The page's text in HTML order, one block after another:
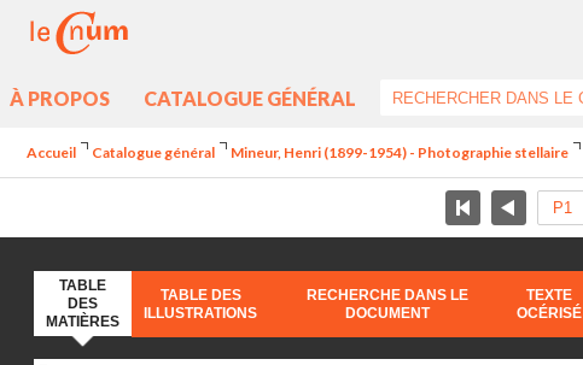
À PROPOS CATALOGUE GÉNÉRAL
Accueil Catalogue général Mineur, Henri (1899-1954) - Photographie stellaire
TABLE
DES
MATIÈRES
TABLE DES
ILLUSTRATIONS
RECHERCHE DANS LE
DOCUMENT
TEXTE
OCÉRISÉ